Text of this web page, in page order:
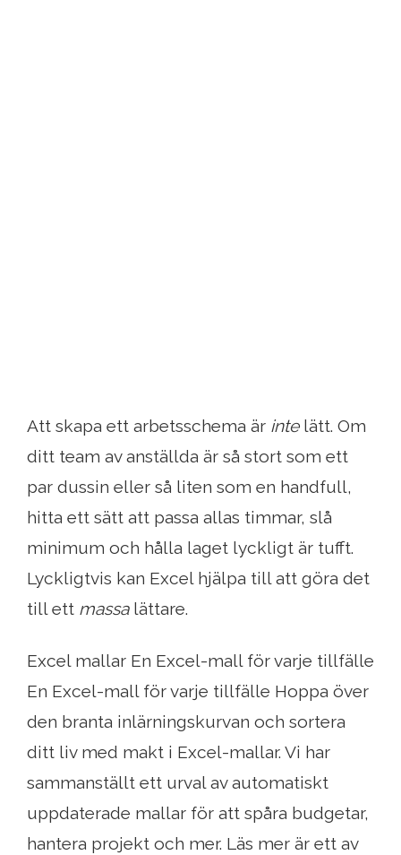
Att skapa ett arbetsschema är intelätt. Om
ditt team av anställda är så stort som ett
par dussin eller så liten som en handfull,
hitta ett sätt att passa allas timmar, slå
minimum och hålla laget lyckligt är tufft.
Lyckligtvis kan Excel hjälpa till att göra det
till ett massalättare.
Excel mallar En Excel-mall för varje tillfälle
En Excel-mall för varje tillfälle Hoppa över
den branta inlärningskurvan och sortera
ditt liv med makt i Excel-mallar. Vi har
sammanställt ett urval av automatiskt
uppdaterade mallar för att spåra budgetar,
hantera projekt och mer. Läs mer är ett av